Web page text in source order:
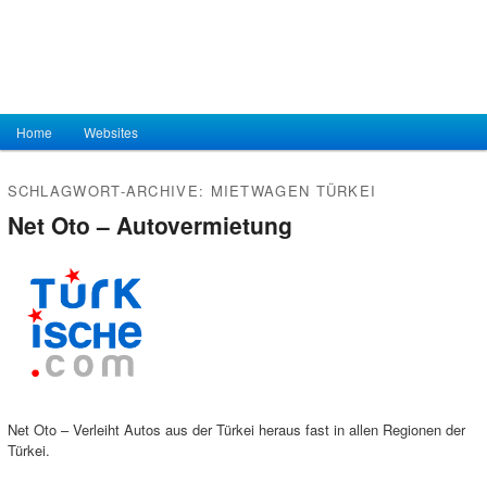
Hauptmenü
Zum Inhalt wechseln
Zum sekundären Inhalt wechseln
Home Websites
SCHLAGWORT-ARCHIVE: MIETWAGEN TÜRKEI
Net Oto – Autovermietung
Net Oto – Verleiht Autos aus der Türkei heraus fast in allen Regionen der
Türkei.